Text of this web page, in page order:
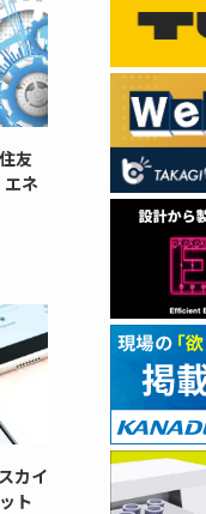
友
エネ
カイ
ト